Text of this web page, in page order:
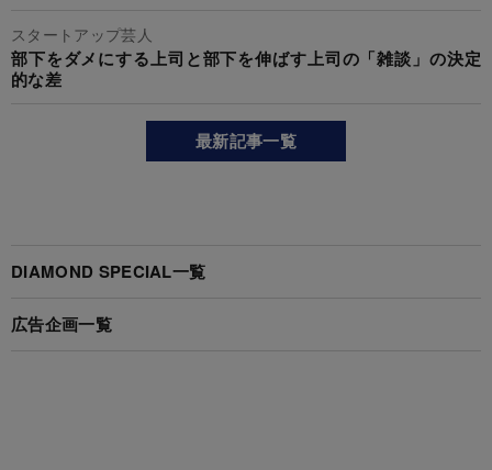
スタートアップ芸人
部下をダメにする上司と部下を伸ばす上司の「雑談」の決定
的な差
最新記事一覧
DIAMOND SPECIAL一覧
広告企画一覧